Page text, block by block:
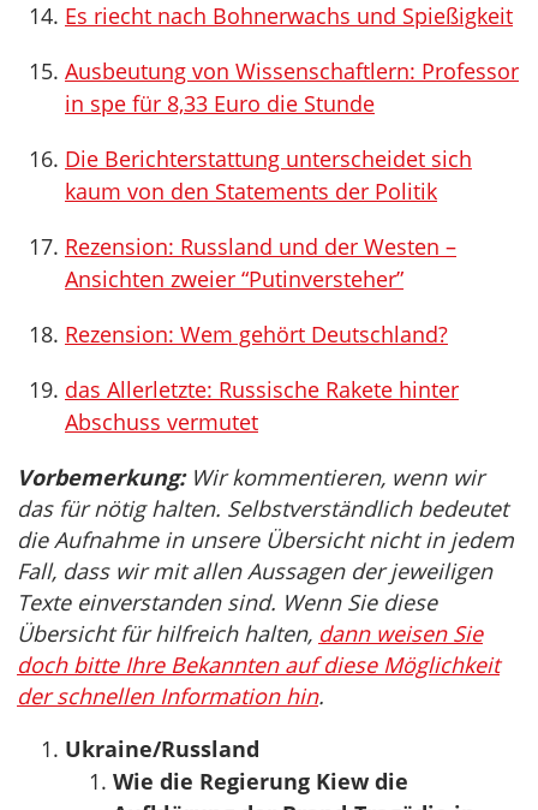
Es riecht nach Bohnerwachs und Spießigkeit
Ausbeutung von Wissenschaftlern: Professor
in spe für 8,33 Euro die Stunde
Die Berichterstattung unterscheidet sich
kaum von den Statements der Politik
Rezension: Russland und der Westen –
Ansichten zweier “Putinversteher”
Rezension: Wem gehört Deutschland?
das Allerletzte: Russische Rakete hinter
Abschuss vermutet
Vorbemerkung:Wir kommentieren, wenn wir
das für nötig halten. Selbstverständlich bedeutet
die Aufnahme in unsere Übersicht nicht in jedem
Fall, dass wir mit allen Aussagen der jeweiligen
Texte einverstanden sind. Wenn Sie diese
Übersicht für hilfreich halten, dann weisen Sie
doch bitte Ihre Bekannten auf diese Möglichkeit
der schnellen Information hin.
Ukraine/Russland
Wie die Regierung Kiew die